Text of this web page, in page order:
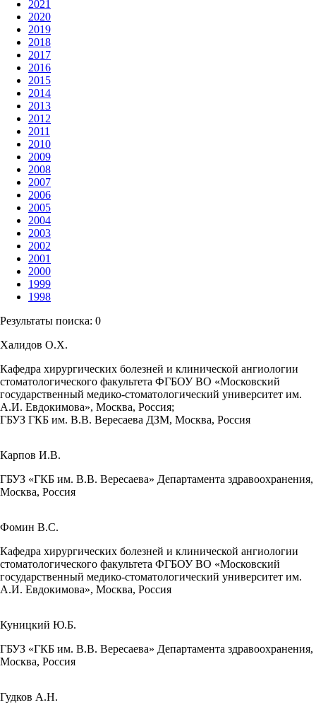
2021
2020
2019
2018
2017
2016
2015
2014
2013
2012
2011
2010
2009
2008
2007
2006
2005
2004
2003
2002
2001
2000
1999
1998
Результаты поиска: 0
Халидов О.Х.
Кафедра хирургических болезней и клинической ангиологии
стоматологического факультета ФГБОУ ВО «Московский
государственный медико-стоматологический университет им.
А.И. Евдокимова», Москва, Россия;
ГБУЗ ГКБ им. В.В. Вересаева ДЗМ, Москва, Россия
Карпов И.В.
ГБУЗ «ГКБ им. В.В. Вересаева» Департамента здравоохранения,
Москва, Россия
Фомин В.С.
Кафедра хирургических болезней и клинической ангиологии
стоматологического факультета ФГБОУ ВО «Московский
государственный медико-стоматологический университет им.
А.И. Евдокимова», Москва, Россия
Куницкий Ю.Б.
ГБУЗ «ГКБ им. В.В. Вересаева» Департамента здравоохранения,
Москва, Россия
Гудков А.Н.